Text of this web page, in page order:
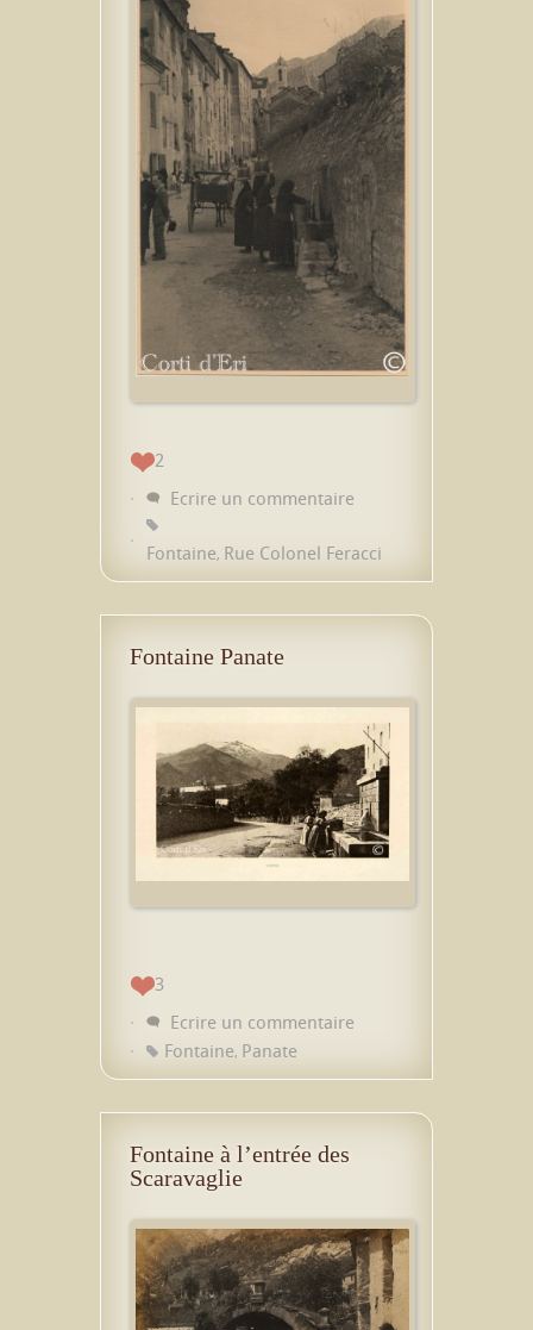
2
Ecrire un commentaire
Fontaine, Rue Colonel Feracci
Fontaine Panate
3
Ecrire un commentaire
Fontaine, Panate
Fontaine à l’entrée des
Scaravaglie